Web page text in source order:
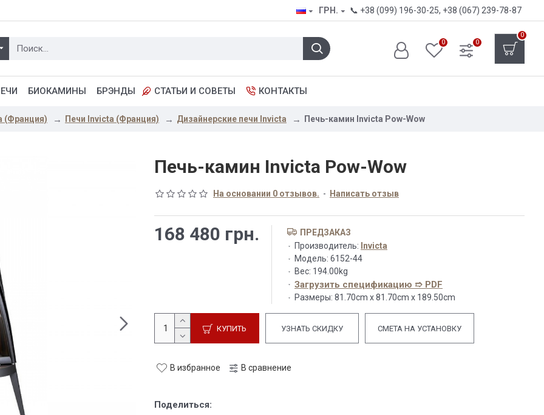
ГРН. 📞 +38 (099) 196-30-25, +38 (067) 239-78-87
0 0
0
БИОКАМИНЫ БРЭНДЫ СТАТЬИ И СОВЕТЫ КОНТАКТЫ
(Франция) Печи Invicta (Франция) Дизайнерские печи Invicta Печь-камин Invicta Pow-Wow
Печь-камин Invicta Pow-Wow
На основании 0 отзывов. - Написать отзыв
168 480 грн.
ПРЕДЗАКАЗ
Производитель: Invicta
Модель: 6152-44
Вес: 194.00kg
Загрузить спецификацию ➱ PDF
Размеры: 81.70cm x 81.70cm x 189.50cm
КУПИТЬ УЗНАТЬ СКИДКУ СМЕТА НА УСТАНОВКУ
В избранное В сравнение
Поделиться: